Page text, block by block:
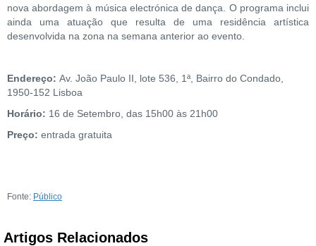
nova abordagem à música electrónica de dança. O programa inclui
ainda uma atuação que resulta de uma residência artística
desenvolvida na zona na semana anterior ao evento.
Endereço: Av. João Paulo II, lote 536, 1ª, Bairro do Condado,
1950-152 Lisboa
Horário: 16 de Setembro, das 15h00 às 21h00
Preço: entrada gratuita
Fonte: Público
Artigos Relacionados